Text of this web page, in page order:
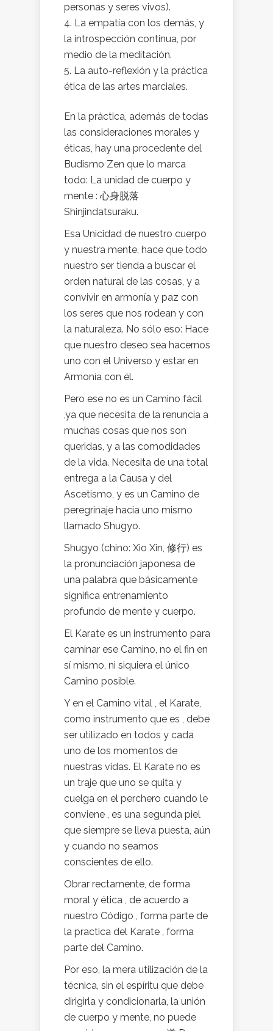
personas y seres vivos).
La empatía con los demás, y
la introspección continua, por
medio de la meditación.
La auto-reflexión y la práctica
ética de las artes marciales.
En la práctica, además de todas
las consideraciones morales y
éticas, hay una procedente del
Budismo Zen que lo marca
todo: La unidad de cuerpo y
mente : 心身脱落
Shinjindatsuraku.
Esa Unicidad de nuestro cuerpo
y nuestra mente, hace que todo
nuestro ser tienda a buscar el
orden natural de las cosas, y a
convivir en armonía y paz con
los seres que nos rodean y con
la naturaleza. No sólo eso: Hace
que nuestro deseo sea hacernos
uno con el Universo y estar en
Armonía con él.
Pero ese no es un Camino fácil
,ya que necesita de la renuncia a
muchas cosas que nos son
queridas, y a las comodidades
de la vida. Necesita de una total
entrega a la Causa y del
Ascetismo, y es un Camino de
peregrinaje hacia uno mismo
llamado Shugyo.
Shugyo (chino: Xio Xin, 修行) es
la pronunciación japonesa de
una palabra que básicamente
significa entrenamiento
profundo de mente y cuerpo.
El Karate es un instrumento para
caminar ese Camino, no el fin en
sí mismo, ni siquiera el único
Camino posible.
Y en el Camino vital , el Karate,
como instrumento que es , debe
ser utilizado en todos y cada
uno de los momentos de
nuestras vidas. El Karate no es
un traje que uno se quita y
cuelga en el perchero cuando le
conviene , es una segunda piel
que siempre se lleva puesta, aún
y cuando no seamos
conscientes de ello.
Obrar rectamente, de forma
moral y ética , de acuerdo a
nuestro Código , forma parte de
la practica del Karate , forma
parte del Camino.
Por eso, la mera utilización de la
técnica, sin el espíritu que debe
dirigirla y condicionarla, la unión
de cuerpo y mente, no puede